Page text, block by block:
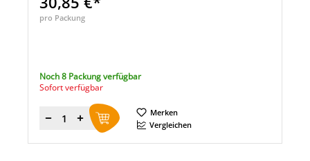
pro Packung
Noch 8 Packung verfügbar
Sofort verfügbar
Menge
Merken
Vergleichen